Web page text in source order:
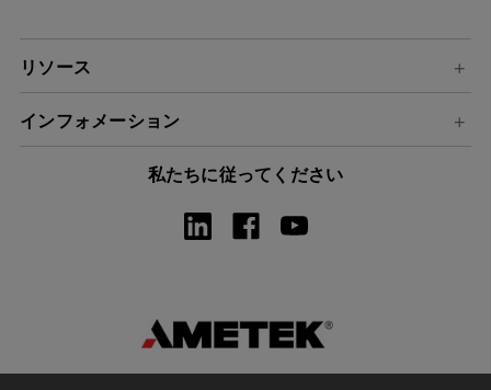
リソース
インフォメーション
私たちに従ってください